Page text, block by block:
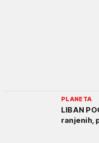
PLANETA
LIBAN
ranjenih,